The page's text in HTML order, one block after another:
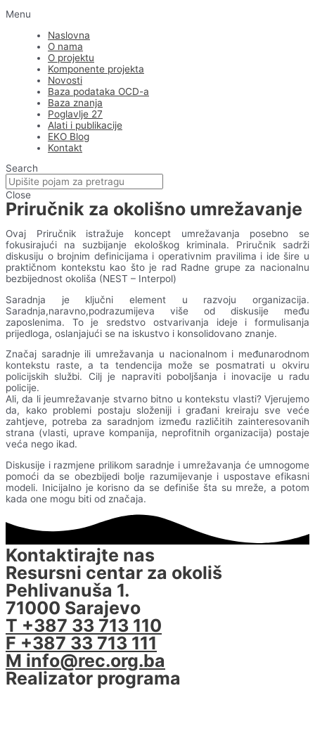
Menu
Naslovna
O nama
O projektu
Komponente projekta
Novosti
Baza podataka OCD-a
Baza znanja
Poglavlje 27
Alati i publikacije
EKO Blog
Kontakt
Search
Close
Priručnik za okolišno umrežavanje
Ovaj Priručnik istražuje koncept umrežavanja posebno se
fokusirajući na suzbijanje ekološkog kriminala. Priručnik sadrži
diskusiju o brojnim definicijama i operativnim pravilima i ide šire u
praktičnom kontekstu kao što je rad Radne grupe za nacionalnu
bezbijednost okoliša (NEST – Interpol)
Saradnja je ključni element u razvoju organizacija.
Saradnja,naravno,podrazumijeva više od diskusije među
zaposlenima. To je sredstvo ostvarivanja ideje i formulisanja
prijedloga, oslanjajući se na iskustvo i konsolidovano znanje.
Značaj saradnje ili umrežavanja u nacionalnom i međunarodnom
kontekstu raste, a ta tendencija može se posmatrati u okviru
policijskih službi. Cilj je napraviti poboljšanja i inovacije u radu
policije.
Ali, da li jeumrežavanje stvarno bitno u kontekstu vlasti? Vjerujemo
da, kako problemi postaju složeniji i građani kreiraju sve veće
zahtjeve, potreba za saradnjom između različitih zainteresovanih
strana (vlasti, uprave kompanija, neprofitnih organizacija) postaje
veća nego ikad.
Diskusije i razmjene prilikom saradnje i umrežavanja će umnogome
pomoći da se obezbijedi bolje razumijevanje i uspostave efikasni
modeli. Inicijalno je korisno da se definiše šta su mreže, a potom
kada one mogu biti od značaja.
Kontaktirajte nas
Resursni centar za okoliš
Pehlivanuša 1.
71000 Sarajevo
T +387 33 713 110
F +387 33 713 111
M info@rec.org.ba
Realizator programa